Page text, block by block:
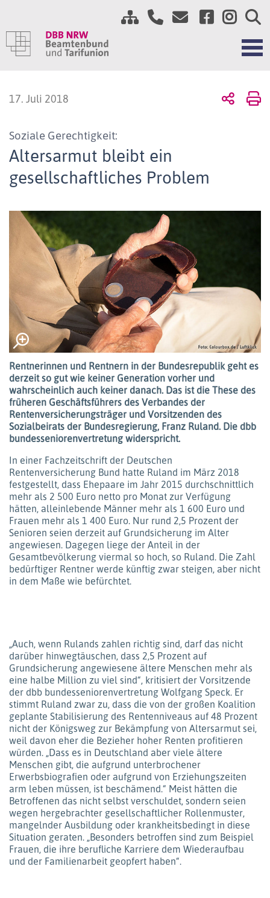
Soziale Gerechtigkeit:
Altersarmut bleibt ein
gesellschaftliches Problem
17. Juli 2018
Rentnerinnen und Rentnern in der Bundesrepublik geht es
derzeit so gut wie keiner Generation vorher und
wahrscheinlich auch keiner danach. Das ist die These des
früheren Geschäftsführers des Verbandes der
Rentenversicherungsträger und Vorsitzenden des
Sozialbeirats der Bundesregierung, Franz Ruland. Die dbb
bundesseniorenvertretung widerspricht.
In einer Fachzeitschrift der Deutschen
Rentenversicherung Bund hatte Ruland im März 2018
festgestellt, dass Ehepaare im Jahr 2015 durchschnittlich
mehr als 2 500 Euro netto pro Monat zur Verfügung
hätten, alleinlebende Männer mehr als 1 600 Euro und
Frauen mehr als 1 400 Euro. Nur rund 2,5 Prozent der
Senioren seien derzeit auf Grundsicherung im Alter
angewiesen. Dagegen liege der Anteil in der
Gesamtbevölkerung viermal so hoch, so Ruland. Die Zahl
bedürftiger Rentner werde künftig zwar steigen, aber nicht
in dem Maße wie befürchtet.
„Auch, wenn Rulands zahlen richtig sind, darf das nicht
darüber hinwegtäuschen, dass 2,5 Prozent auf
Grundsicherung angewiesene ältere Menschen mehr als
eine halbe Million zu viel sind“, kritisiert der Vorsitzende
der dbb bundesseniorenvertretung Wolfgang Speck. Er
stimmt Ruland zwar zu, dass die von der großen Koalition
geplante Stabilisierung des Rentenniveaus auf 48 Prozent
nicht der Königsweg zur Bekämpfung von Altersarmut sei,
weil davon eher die Bezieher hoher Renten profitieren
würden. „Dass es in Deutschland aber viele ältere
Menschen gibt, die aufgrund unterbrochener
Erwerbsbiografien oder aufgrund von Erziehungszeiten
arm leben müssen, ist beschämend.“ Meist hätten die
Betroffenen das nicht selbst verschuldet, sondern seien
wegen hergebrachter gesellschaftlicher Rollenmuster,
mangelnder Ausbildung oder krankheitsbedingt in diese
Situation geraten. „Besonders betroffen sind zum Beispiel
Frauen, die ihre berufliche Karriere dem Wiederaufbau
und der Familienarbeit geopfert haben“.